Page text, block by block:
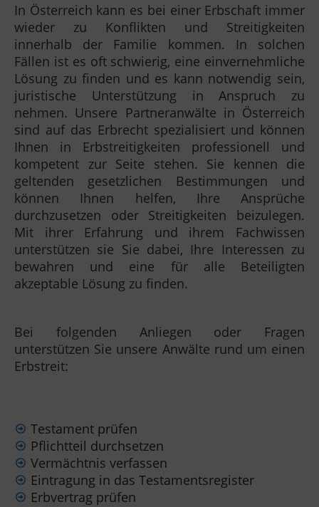
In Österreich kann es bei einer Erbschaft immer
wieder zu Konflikten und Streitigkeiten
innerhalb der Familie kommen. In solchen
Fällen ist es oft schwierig, eine einvernehmliche
Lösung zu finden und es kann notwendig sein,
juristische Unterstützung in Anspruch zu
nehmen. Unsere Partneranwälte in Österreich
sind auf das Erbrecht spezialisiert und können
Ihnen in Erbstreitigkeiten professionell und
kompetent zur Seite stehen. Sie kennen die
geltenden gesetzlichen Bestimmungen und
können Ihnen helfen, Ihre Ansprüche
durchzusetzen oder Streitigkeiten beizulegen.
Mit ihrer Erfahrung und ihrem Fachwissen
unterstützen sie Sie dabei, Ihre Interessen zu
bewahren und eine für alle Beteiligten
akzeptable Lösung zu finden.
Bei folgenden Anliegen oder Fragen
unterstützen Sie unsere Anwälte rund um einen
Erbstreit:
Testament prüfen
Pflichtteil durchsetzen
Vermächtnis verfassen
Eintragung in das Testamentsregister
Erbvertrag prüfen